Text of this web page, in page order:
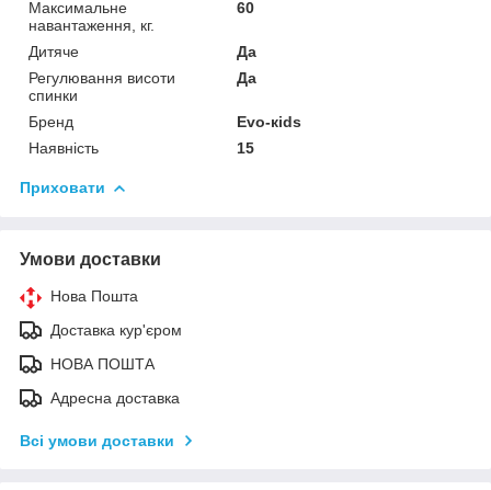
Максимальне
навантаження, кг.
60
Дитяче
Да
Регулювання висоти
спинки
Да
Бренд
Evo-кids
Наявність
15
Приховати
Умови доставки
Нова Пошта
Доставка кур'єром
НОВА ПОШТА
Адресна доставка
Всі умови доставки